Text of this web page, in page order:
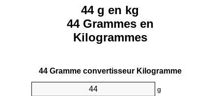
44 g en kg
44 Grammes en
Kilogrammes
44 Gramme convertisseur Kilogramme
g